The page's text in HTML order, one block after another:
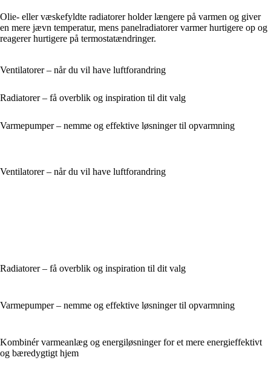
Olie- eller væskefyldte radiatorer holder længere på varmen og giver
en mere jævn temperatur, mens panelradiatorer varmer hurtigere op og
reagerer hurtigere på termostatændringer.
Ventilatorer – når du vil have luftforandring
Radiatorer – få overblik og inspiration til dit valg
Varmepumper – nemme og effektive løsninger til opvarmning
Ventilatorer – når du vil have luftforandring
Radiatorer – få overblik og inspiration til dit valg
Varmepumper – nemme og effektive løsninger til opvarmning
Kombinér varmeanlæg og energiløsninger for et mere energieffektivt
og bæredygtigt hjem